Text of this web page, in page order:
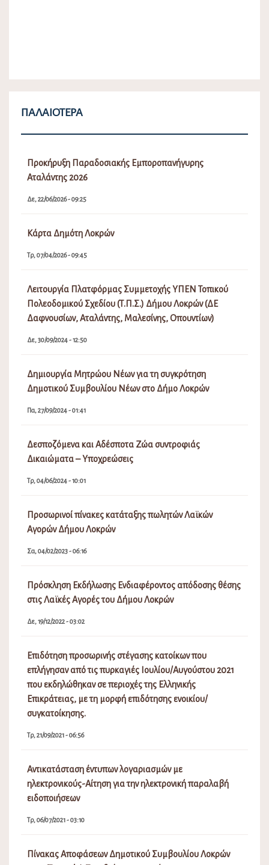
ΠΑΛΑΙΌΤΕΡΑ
Προκήρυξη Παραδοσιακής Εμποροπανήγυρης
Αταλάντης 2026
Δε, 22/06/2026 - 09:25
Κάρτα Δημότη Λοκρών
Τρ, 07/04/2026 - 09:45
Λειτουργία Πλατφόρμας Συμμετοχής ΥΠΕΝ Τοπικού
Πολεοδομικού Σχεδίου (Τ.Π.Σ.) Δήμου Λοκρών (ΔΕ
Δαφνουσίων, Αταλάντης, Μαλεσίνης, Οπουντίων)
Δε, 30/09/2024 - 12:50
Δημιουργία Μητρώου Νέων για τη συγκρότηση
Δημοτικού Συμβουλίου Νέων στο Δήμο Λοκρών
Πα, 27/09/2024 - 01:41
Δεσποζόμενα και Αδέσποτα Ζώα συντροφιάς
Δικαιώματα – Υποχρεώσεις
Τρ, 04/06/2024 - 10:01
Προσωρινοί πίνακες κατάταξης πωλητών Λαϊκών
Αγορών Δήμου Λοκρών
Σα, 04/02/2023 - 06:16
Πρόσκληση Εκδήλωσης Ενδιαφέροντος απόδοσης θέσης
στις Λαϊκές Αγορές του Δήμου Λοκρών
Δε, 19/12/2022 - 03:02
Επιδότηση προσωρινής στέγασης κατοίκων που
επλήγησαν από τις πυρκαγιές Ιουλίου/Αυγούστου 2021
που εκδηλώθηκαν σε περιοχές της Ελληνικής
Επικράτειας, με τη μορφή επιδότησης ενοικίου/
συγκατοίκησης.
Τρ, 21/09/2021 - 06:56
Αντικατάσταση έντυπων λογαριασμών με
ηλεκτρονικούς-Αίτηση για την ηλεκτρονική παραλαβή
ειδοποιήσεων
Τρ, 06/07/2021 - 03:10
Πίνακας Αποφάσεων Δημοτικού Συμβουλίου Λοκρών